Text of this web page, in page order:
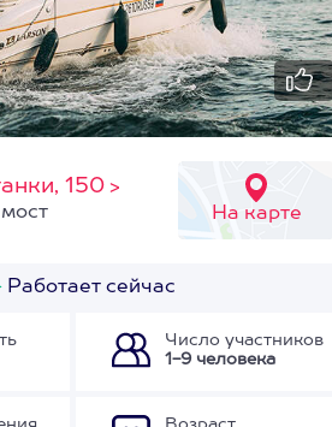
150 >
На карте
Работает сейчас
Число участников
1-9 человека